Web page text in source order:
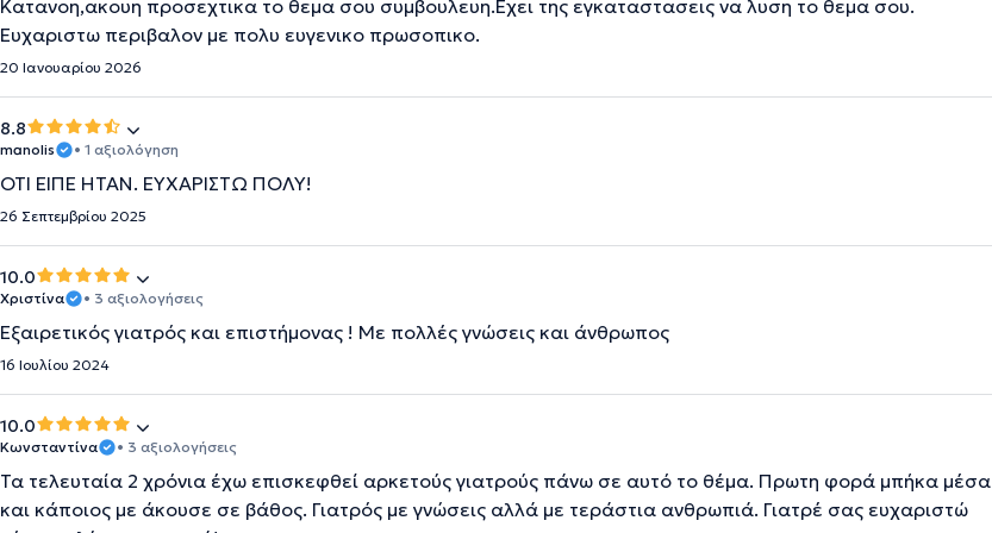
Κατανοη,ακουη προσεχτικα το θεμα σου συμβουλευη.Εχει της εγκαταστασεις να λυση το θεμα σου.
Ευχαριστω περιβαλον με πολυ ευγενικο πρωσοπικο.
20 Ιανουαρίου 2026
8.8
manolis • 1 αξιολόγηση
ΟΤΙ ΕΙΠΕ ΗΤΑΝ. ΕΥΧΑΡΙΣΤΩ ΠΟΛΥ!
26 Σεπτεμβρίου 2025
10.0
Χριστίνα • 3 αξιολογήσεις
Εξαιρετικός γιατρός και επιστήμονας ! Με πολλές γνώσεις και άνθρωπος
16 Ιουλίου 2024
10.0
Κωνσταντίνα • 3 αξιολογήσεις
Τα τελευταία 2 χρόνια έχω επισκεφθεί αρκετούς γιατρούς πάνω σε αυτό το θέμα. Πρωτη φορά μπήκα μέσα
και κάποιος με άκουσε σε βάθος. Γιατρός με γνώσεις αλλά με τεράστια ανθρωπιά. Γιατρέ σας ευχαριστώ